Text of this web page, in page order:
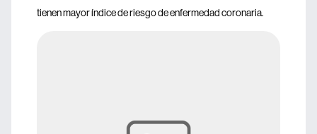
tienen mayor índice de riesgo de enfermedad coronaria.